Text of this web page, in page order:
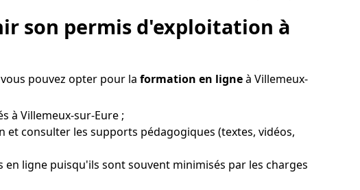
son permis d'exploitation à
pouvez opter pour la formation en ligneà Villemeux-
à Villemeux-sur-Eure ;
consulter les supports pédagogiques (textes, vidéos,
ligne puisqu'ils sont souvent minimisés par les charges